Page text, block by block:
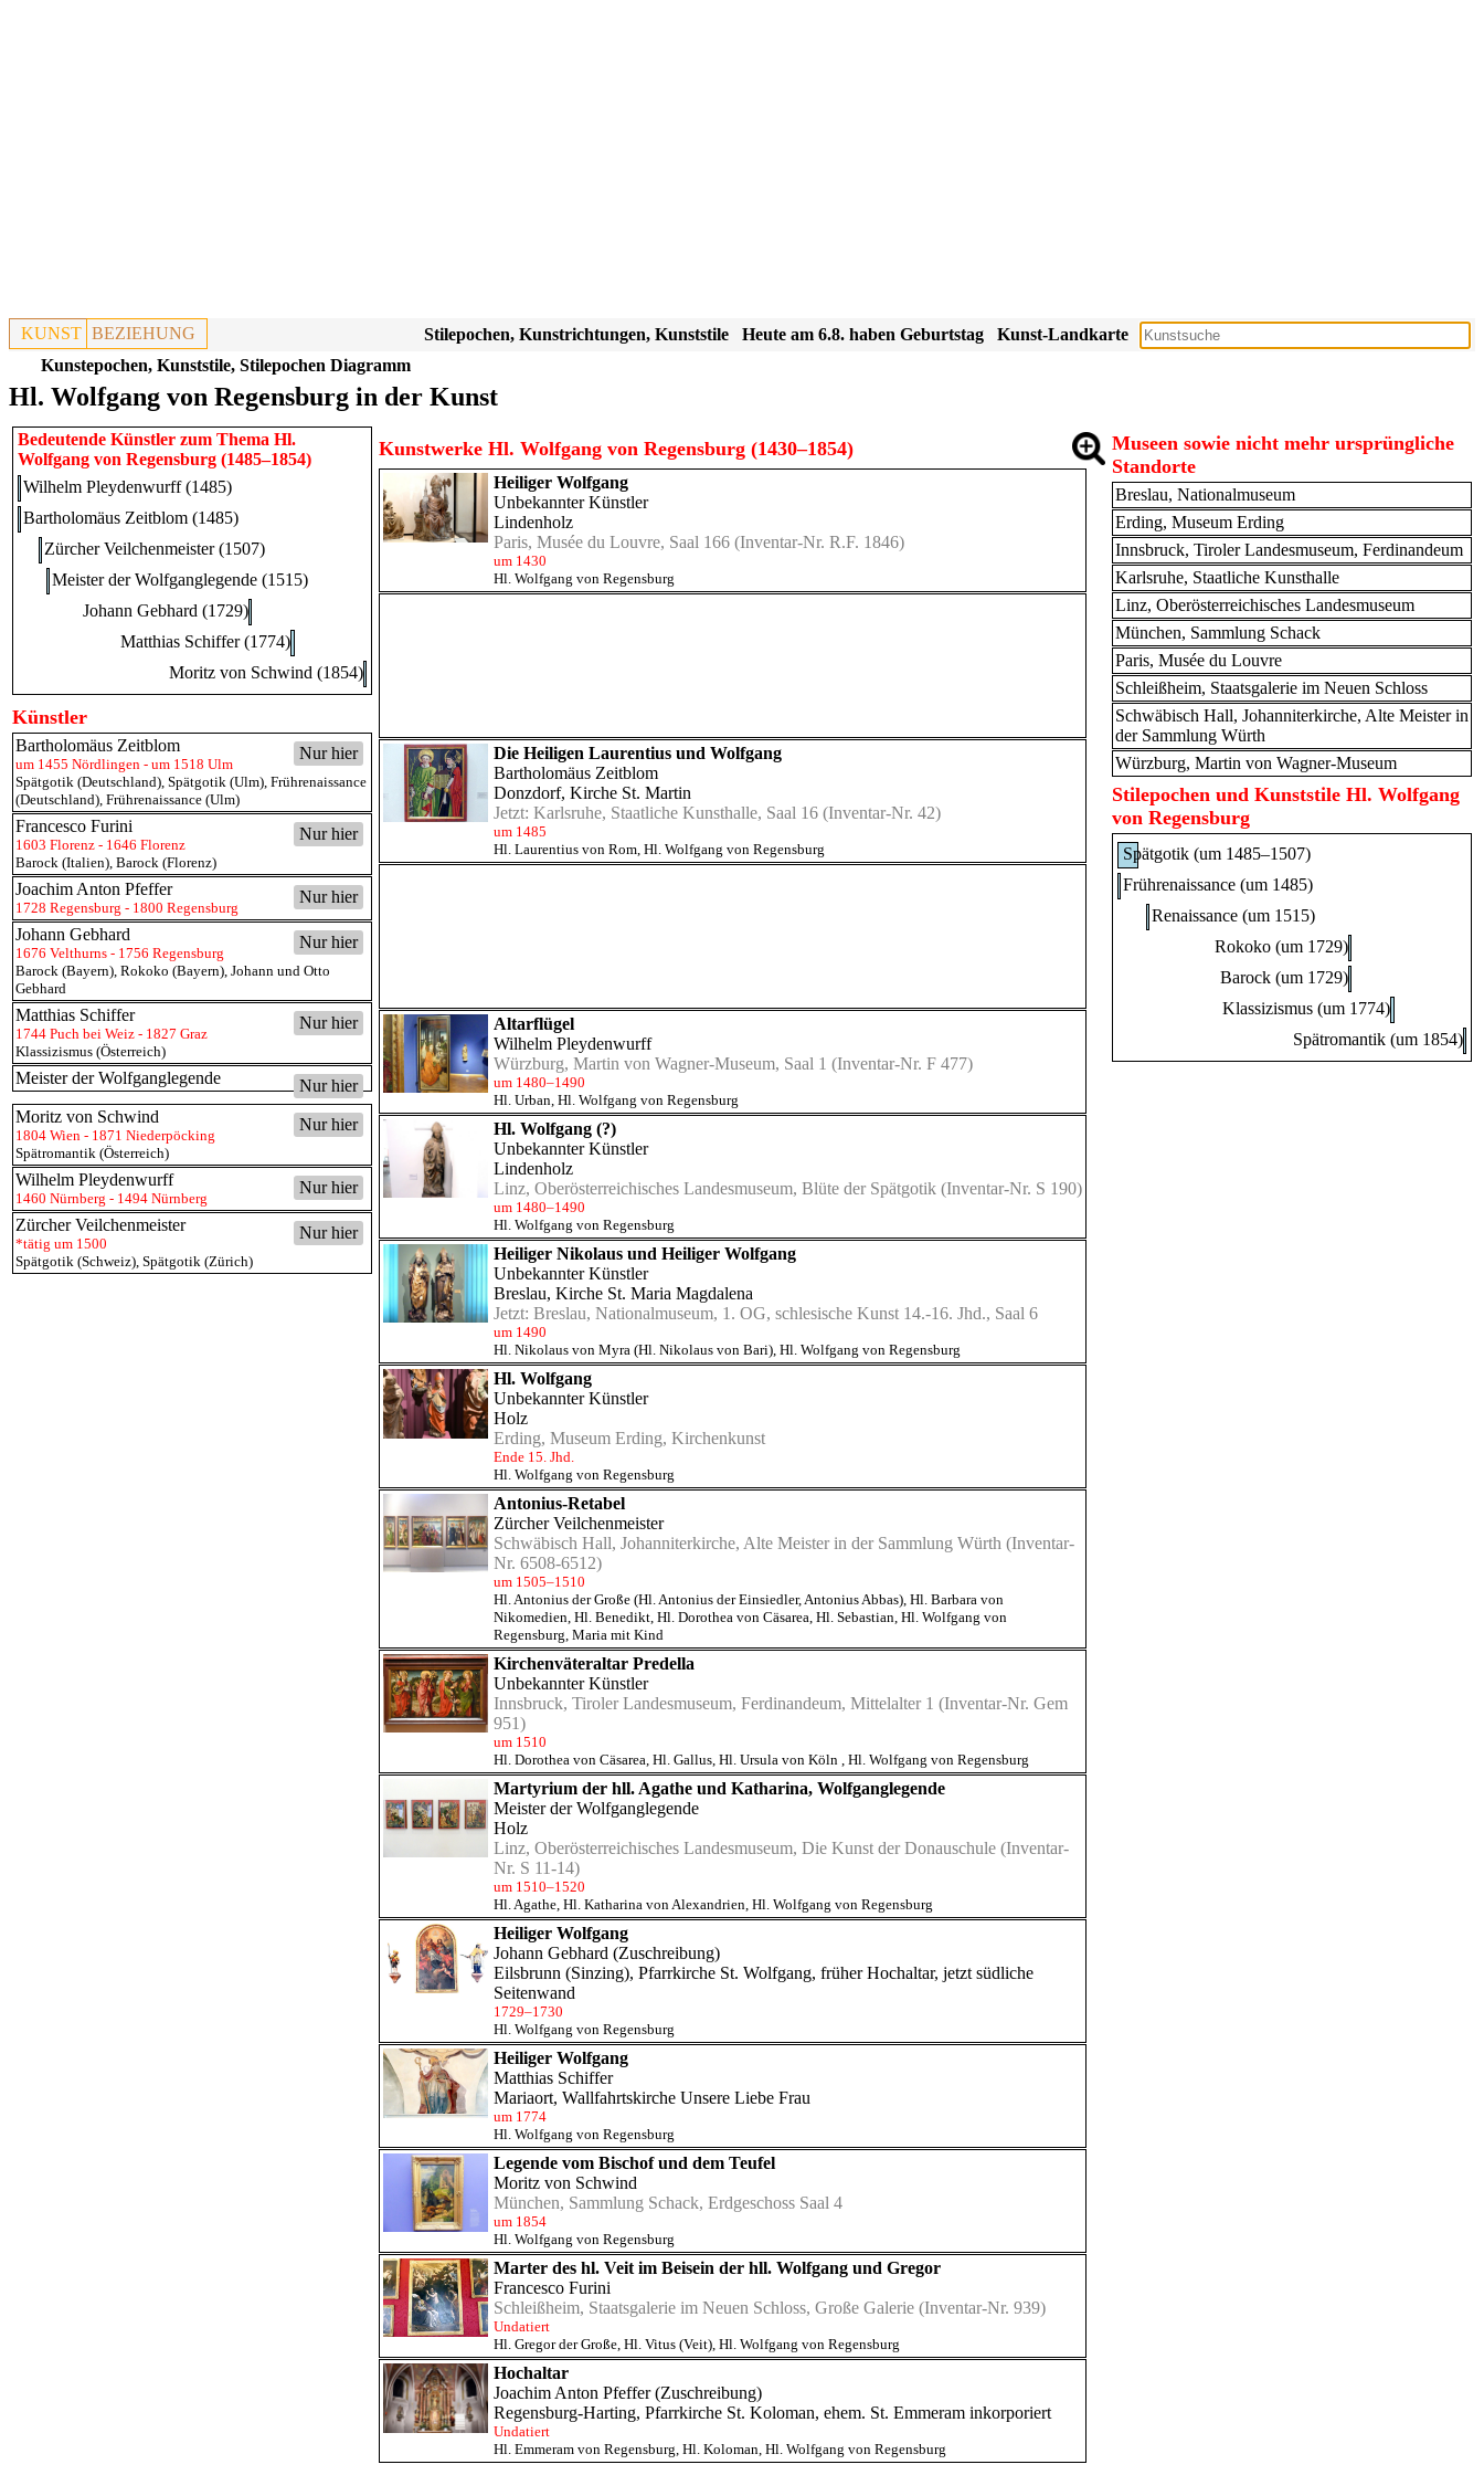
KUNST BEZIEHUNG Kunst-Landkarte
Heute am 6.8. haben Geburtstag
Stilepochen, Kunstrichtungen, Kunststile
Kunstepochen, Kunststile, Stilepochen Diagramm
Hl. Wolfgang von Regensburg in der Kunst
Bedeutende Künstler zum Thema Hl.
Wolfgang von Regensburg (1485–1854)
Wilhelm Pleydenwurff (1485)
Bartholomäus Zeitblom (1485)
Zürcher Veilchenmeister (1507)
Meister der Wolfganglegende (1515)
Johann Gebhard (1729)
Matthias Schiffer (1774)
Moritz von Schwind (1854)
Künstler
Nur hier
Bartholomäus Zeitblom
um 1455 Nördlingen - um 1518 Ulm
Spätgotik (Deutschland), Spätgotik (Ulm), Frührenaissance
(Deutschland), Frührenaissance (Ulm)
Nur hier
Francesco Furini
1603 Florenz - 1646 Florenz
Barock (Italien), Barock (Florenz)
Nur hier
Joachim Anton Pfeffer
1728 Regensburg - 1800 Regensburg
Nur hier
Johann Gebhard
1676 Velthurns - 1756 Regensburg
Barock (Bayern), Rokoko (Bayern), Johann und Otto
Gebhard
Nur hier
Matthias Schiffer
1744 Puch bei Weiz - 1827 Graz
Klassizismus (Österreich)
Nur hier
Meister der Wolfganglegende
Nur hier
Moritz von Schwind
1804 Wien - 1871 Niederpöcking
Spätromantik (Österreich)
Nur hier
Wilhelm Pleydenwurff
1460 Nürnberg - 1494 Nürnberg
Nur hier
Zürcher Veilchenmeister
*tätig um 1500
Spätgotik (Schweiz), Spätgotik (Zürich)
Kunstwerke Hl. Wolfgang von Regensburg (1430–1854)
Heiliger Wolfgang
Unbekannter Künstler
Lindenholz
Paris, Musée du Louvre, Saal 166 (Inventar-Nr. R.F. 1846)
um 1430
Hl. Wolfgang von Regensburg
Die Heiligen Laurentius und Wolfgang
Bartholomäus Zeitblom
Donzdorf, Kirche St. Martin
Jetzt: Karlsruhe, Staatliche Kunsthalle, Saal 16 (Inventar-Nr. 42)
um 1485
Hl. Laurentius von Rom, Hl. Wolfgang von Regensburg
Altarflügel
Wilhelm Pleydenwurff
Würzburg, Martin von Wagner-Museum, Saal 1 (Inventar-Nr. F 477)
um 1480–1490
Hl. Urban, Hl. Wolfgang von Regensburg
Hl. Wolfgang (?)
Unbekannter Künstler
Lindenholz
Linz, Oberösterreichisches Landesmuseum, Blüte der Spätgotik (Inventar-Nr. S 190)
um 1480–1490
Hl. Wolfgang von Regensburg
Heiliger Nikolaus und Heiliger Wolfgang
Unbekannter Künstler
Breslau, Kirche St. Maria Magdalena
Jetzt: Breslau, Nationalmuseum, 1. OG, schlesische Kunst 14.-16. Jhd., Saal 6
um 1490
Hl. Nikolaus von Myra (Hl. Nikolaus von Bari), Hl. Wolfgang von Regensburg
Hl. Wolfgang
Unbekannter Künstler
Holz
Erding, Museum Erding, Kirchenkunst
Ende 15. Jhd.
Hl. Wolfgang von Regensburg
Antonius-Retabel
Zürcher Veilchenmeister
Schwäbisch Hall, Johanniterkirche, Alte Meister in der Sammlung Würth (Inventar-
Nr. 6508-6512)
um 1505–1510
Hl. Antonius der Große (Hl. Antonius der Einsiedler, Antonius Abbas), Hl. Barbara von
Nikomedien, Hl. Benedikt, Hl. Dorothea von Cäsarea, Hl. Sebastian, Hl. Wolfgang von
Regensburg, Maria mit Kind
Kirchenväteraltar Predella
Unbekannter Künstler
Innsbruck, Tiroler Landesmuseum, Ferdinandeum, Mittelalter 1 (Inventar-Nr. Gem
951)
um 1510
Hl. Dorothea von Cäsarea, Hl. Gallus, Hl. Ursula von Köln , Hl. Wolfgang von Regensburg
Martyrium der hll. Agathe und Katharina, Wolfganglegende
Meister der Wolfganglegende
Holz
Linz, Oberösterreichisches Landesmuseum, Die Kunst der Donauschule (Inventar-
Nr. S 11-14)
um 1510–1520
Hl. Agathe, Hl. Katharina von Alexandrien, Hl. Wolfgang von Regensburg
Heiliger Wolfgang
Johann Gebhard (Zuschreibung)
Eilsbrunn (Sinzing), Pfarrkirche St. Wolfgang, früher Hochaltar, jetzt südliche
Seitenwand
1729–1730
Hl. Wolfgang von Regensburg
Heiliger Wolfgang
Matthias Schiffer
Mariaort, Wallfahrtskirche Unsere Liebe Frau
um 1774
Hl. Wolfgang von Regensburg
Legende vom Bischof und dem Teufel
Moritz von Schwind
München, Sammlung Schack, Erdgeschoss Saal 4
um 1854
Hl. Wolfgang von Regensburg
Marter des hl. Veit im Beisein der hll. Wolfgang und Gregor
Francesco Furini
Schleißheim, Staatsgalerie im Neuen Schloss, Große Galerie (Inventar-Nr. 939)
Undatiert
Hl. Gregor der Große, Hl. Vitus (Veit), Hl. Wolfgang von Regensburg
Hochaltar
Joachim Anton Pfeffer(Zuschreibung)
Regensburg-Harting, Pfarrkirche St. Koloman, ehem. St. Emmeram inkorporiert
Undatiert
Hl. Emmeram von Regensburg, Hl. Koloman, Hl. Wolfgang von Regensburg
Museen sowie nicht mehr ursprüngliche
Standorte
Breslau, Nationalmuseum
Erding, Museum Erding
Innsbruck, Tiroler Landesmuseum, Ferdinandeum
Karlsruhe, Staatliche Kunsthalle
Linz, Oberösterreichisches Landesmuseum
München, Sammlung Schack
Paris, Musée du Louvre
Schleißheim, Staatsgalerie im Neuen Schloss
Schwäbisch Hall, Johanniterkirche, Alte Meister in
der Sammlung Würth
Würzburg, Martin von Wagner-Museum
Stilepochen und Kunststile Hl. Wolfgang
von Regensburg
Spätgotik (um 1485–1507)
Frührenaissance (um 1485)
Renaissance (um 1515)
Rokoko (um 1729)
Barock (um 1729)
Klassizismus (um 1774)
Spätromantik (um 1854)